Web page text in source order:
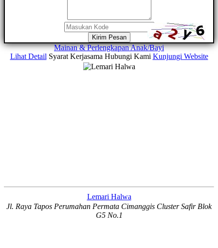
Kirim Pesan
Mainan & Perlengkapan Anak/Bayi
Lihat Detail Syarat Kerjasama Hubungi Kami Kunjungi Website
Lemari Halwa
Jl. Raya Tapos Perumahan Permata Cimanggis Cluster Safir Blok
G5 No.1